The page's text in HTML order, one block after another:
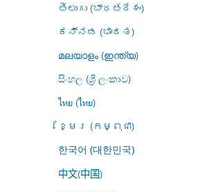
తెలుగు (భారతదేశం)
ಕನ್ನಡ (ಭಾರತ)
മലയാളം (ഇന്ത്യ)
සිංහල (ශ්‍රී ලංකාව)
ไทย (ไทย)
ខ្មែរ (កម្ពុជា)
한국어 (대한민국)
中文(中国)